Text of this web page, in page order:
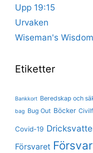
Upp 19:15
Urvaken
Wiseman's
Etiketter
Bankkort Beredskap och
bag Bug Out Böcker
Covid-19
Försvaret